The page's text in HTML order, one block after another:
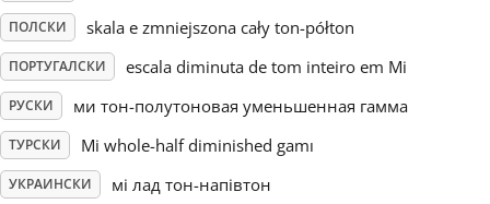
Українська
简体中文
繁體中文
ПОЛСКИ skala e zmniejszona cały ton-półton
ПОРТУГАЛСКИ escala diminuta de tom inteiro em Mi
РУСКИ ми тон-полутоновая уменьшенная гамма
ТУРСКИ Mi whole-half diminished gamı
УКРАИНСКИ мі лад тон-напівтон